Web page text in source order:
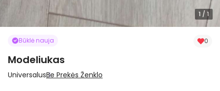
1 / 1
Būklė nauja 0
Modeliukas
UniversalusBe Prekės Ženklo